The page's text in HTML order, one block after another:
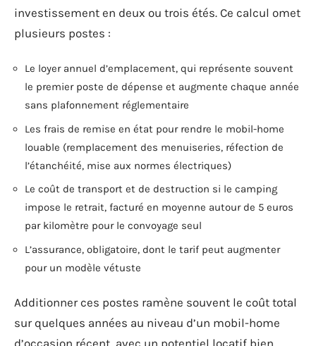
investissement en deux ou trois étés. Ce calcul omet
plusieurs postes :
Le loyer annuel d’emplacement, qui représente souvent
le premier poste de dépense et augmente chaque année
sans plafonnement réglementaire
Les frais de remise en état pour rendre le mobil-home
louable (remplacement des menuiseries, réfection de
l’étanchéité, mise aux normes électriques)
Le coût de transport et de destruction si le camping
impose le retrait, facturé en moyenne autour de 5 euros
par kilomètre pour le convoyage seul
L’assurance, obligatoire, dont le tarif peut augmenter
pour un modèle vétuste
Additionner ces postes ramène souvent le coût total
sur quelques années au niveau d’un mobil-home
d’occasion récent, avec un potentiel locatif bien